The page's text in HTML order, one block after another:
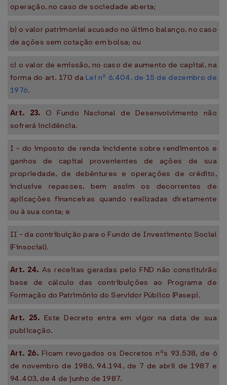
operação, no caso de sociedade aberta;
b) o valor patrimonial acusado no último balanço, no caso
de ações sem cotação em bolsa; ou
c) o valor de emissão, no caso de aumento de capital, na
forma do art. 170 da Lei nº 6.404, de 15 de dezembro de
1976.
Art. 23. O Fundo Nacional de Desenvolvimento não
sofrerá incidência.
I - do imposto de renda incidente sobre rendimentos e
ganhos de capital provenientes de ações de sua
propriedade, de debêntures e operações de crédito,
inclusive repasses, bem assim os decorrentes de
aplicações financeiras quando realizadas diretamente
ou à sua conta; e
II - da contribuição para o Fundo de Investimento Social
(Finsocial).
Art. 24. As receitas geradas pelo FND não constituirão
base de cálculo das contribuições ao Programa de
Formação do Patrimônio do Servidor Público (Pasep).
Art. 25. Este Decreto entra em vigor na data de sua
publicação.
Art. 26. Ficam revogados os Decretos nºs 93.538, de 6
de novembro de 1986, 94.194, de 7 de abril de 1987 e
94.403, de 4 de junho de 1987.